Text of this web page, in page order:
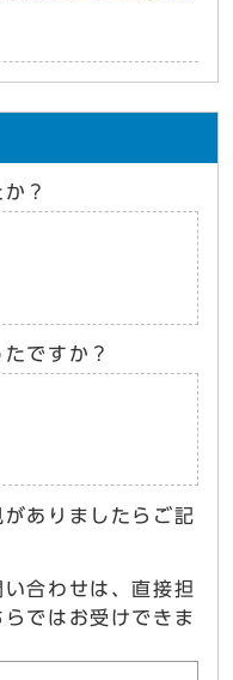
？
ですか？
ありましたらご記
い合わせは、直接担
ではお受けできま